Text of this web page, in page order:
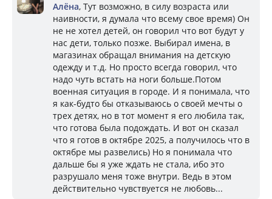
Алёна, Тут возможно, в силу возраста или
наивности, я думала что всему свое время) Он
не не хотел детей, он говорил что вот будут у
нас дети, только позже. Выбирал имена, в
магазинах обращал внимания на детскую
одежду и т.д. Но просто всегда говорил, что
надо чуть встать на ноги больше.Потом
военная ситуация в городе. И я понимала, что
я как-будто бы отказываюсь о своей мечты о
трех детях, но в тот момент я его любила так,
что готова была подождать. И вот он сказал
что я готов в октябре 2025, а получилось что в
октябре мы развелись) Но я понимала что
дальше бы я уже ждать не стала, ибо это
разрушало меня тоже внутри. Ведь в этом
действительно чувствуется не любовь...